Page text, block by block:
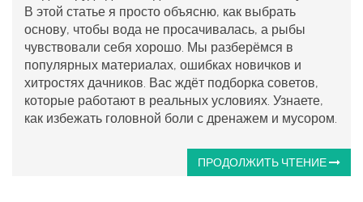
В этой статье я просто объясню, как выбрать
основу, чтобы вода не просачивалась, а рыбы
чувствовали себя хорошо. Мы разберёмся в
популярных материалах, ошибках новичков и
хитростях дачников. Вас ждёт подборка советов,
которые работают в реальных условиях. Узнаете,
как избежать головной боли с дренажем и мусором.
ПРОДОЛЖИТЬ ЧТЕНИЕ